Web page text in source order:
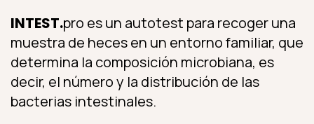
INTEST.pro es un autotest para recoger una
muestra de heces en un entorno familiar, que
determina la composición microbiana, es
decir, el número y la distribución de las
bacterias intestinales.